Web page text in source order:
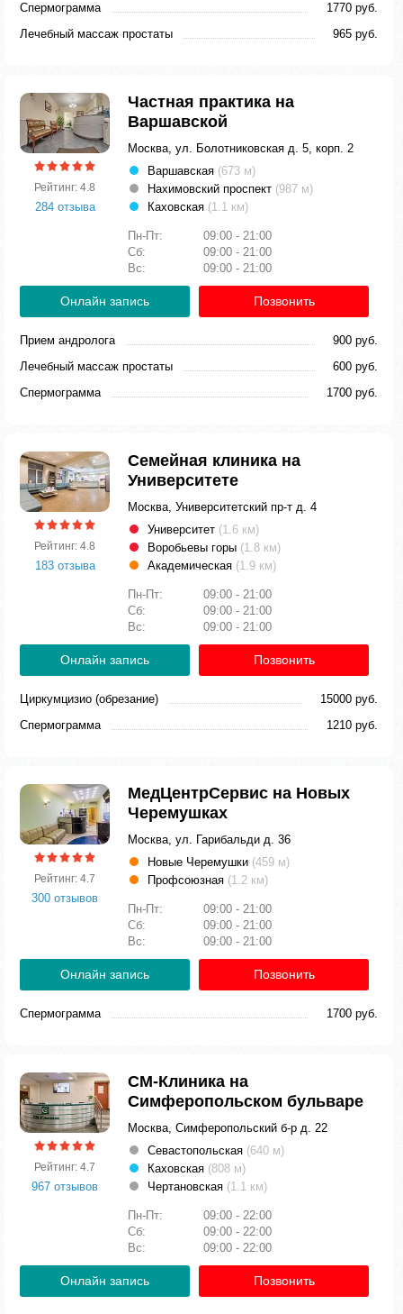
Спермограмма
1770 руб.
Лечебный массаж простаты
965 руб.
Рейтинг: 4.8
284 отзыва
Частная практика на
Варшавской
Москва, ул. Болотниковская д. 5, корп. 2
Варшавская (673 м)
Нахимовский проспект (987 м)
Каховская (1.1 км)
Пн-Пт:
09:00 - 21:00
Сб:
09:00 - 21:00
Вс:
09:00 - 21:00
Онлайн запись Позвонить
Прием андролога
900 руб.
Лечебный массаж простаты
600 руб.
Спермограмма
1700 руб.
Рейтинг: 4.8
183 отзыва
Семейная клиника на
Университете
Москва, Университетский пр-т д. 4
Университет (1.6 км)
Воробьевы горы (1.8 км)
Академическая (1.9 км)
Пн-Пт:
09:00 - 21:00
Сб:
09:00 - 21:00
Вс:
09:00 - 21:00
Онлайн запись Позвонить
Циркумцизио (обрезание)
15000 руб.
Спермограмма
1210 руб.
Рейтинг: 4.7
300 отзывов
МедЦентрСервис на Новых
Черемушках
Москва, ул. Гарибальди д. 36
Новые Черемушки (459 м)
Профсоюзная (1.2 км)
Пн-Пт:
09:00 - 21:00
Сб:
09:00 - 21:00
Вс:
09:00 - 21:00
Онлайн запись Позвонить
Спермограмма 1700 руб.
Рейтинг: 4.7
967 отзывов
СМ-Клиника на
Симферопольском бульваре
Москва, Симферопольский б-р д. 22
Севастопольская (640 м)
Каховская (808 м)
Чертановская (1.1 км)
Пн-Пт:
09:00 - 22:00
Сб:
09:00 - 22:00
Вс:
09:00 - 22:00
Онлайн запись Позвонить